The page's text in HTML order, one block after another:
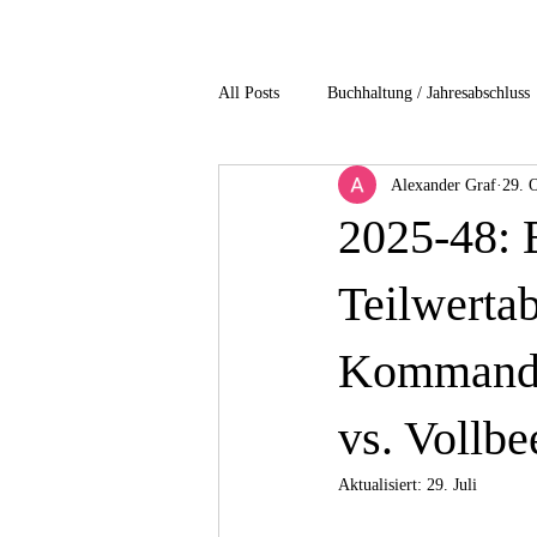
All Posts Buchhaltung / Jahresabschluss
Gesundheitsbranche
non profit / Gemeinnuetzigkeit
Unternehmensbesteuerung
4-Einkommensteuer 5-
2025-48:
vs.
Alexander Graf 29.
Aktualisiert: 29. Juli